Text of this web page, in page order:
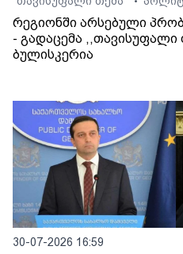
რეგიონში არსებული
- გადაცემა ,,თავისუფალი
ბულისკერია
30-07-2026 16:59